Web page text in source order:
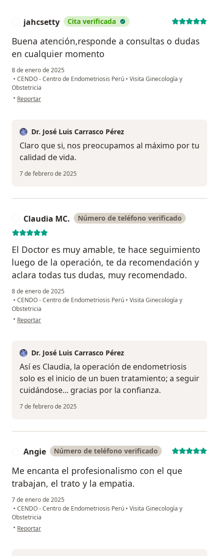
jahcsetty Cita verificada
Buena atención,responde a consultas o dudas
en cualquier momento
8 de enero de 2025
• CENDO - Centro de Endometriosis Perú • Visita Ginecología y
Obstetricia
• en opinión del usuario jahcsetty
Reportar
Dr. José Luis Carrasco Pérez
Claro que si, nos preocupamos al máximo por tu
calidad de vida.
7 de febrero de 2025
Claudia MC. Número de teléfono verificado
El Doctor es muy amable, te hace seguimiento
luego de la operación, te da recomendación y
aclara todas tus dudas, muy recomendado.
8 de enero de 2025
• CENDO - Centro de Endometriosis Perú • Visita Ginecología y
Obstetricia
• en opinión del usuario Claudia MC.
Reportar
Dr. José Luis Carrasco Pérez
Así es Claudia, la operación de endometriosis
solo es el inicio de un buen tratamiento; a seguir
cuidándose... gracias por la confianza.
7 de febrero de 2025
Angie Número de teléfono verificado
Me encanta el profesionalismo con el que
trabajan, el trato y la empatia.
7 de enero de 2025
• CENDO - Centro de Endometriosis Perú • Visita Ginecología y
Obstetricia
• en opinión del usuario Angie
Reportar